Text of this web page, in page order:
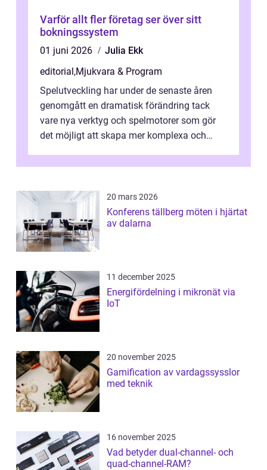
Varför allt fler företag ser över sitt
bokningssystem
01 juni 2026
Julia Ekk
editorial,Mjukvara & Program
Spelutveckling har under de senaste åren
genomgått en dramatisk förändring tack
vare nya verktyg och spelmotorer som gör
det möjligt att skapa mer komplexa och
20 mars 2026
Konferens tällberg möten i hjärtat
av dalarna
11 december 2025
Energifördelning i mikronät via
IoT
20 november 2025
Gamification av vardagssysslor
med teknik
16 november 2025
Vad betyder dual-channel- och
quad-channel-RAM?